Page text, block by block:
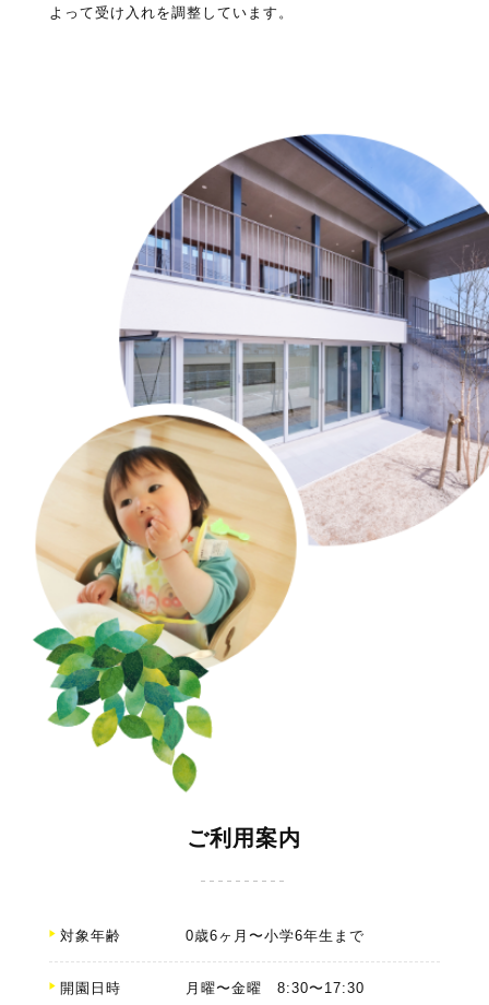
よって受け入れを調整しています。
ご利用案内
対象年齢 0歳6ヶ月〜小学6年生まで
開園日時 月曜〜金曜 8:30〜17:30